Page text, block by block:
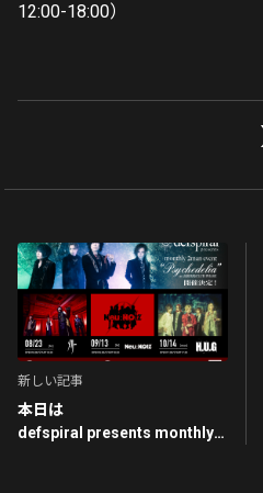
12:00-18:00）
新しい記事
本日は
defspiral presents monthly 2